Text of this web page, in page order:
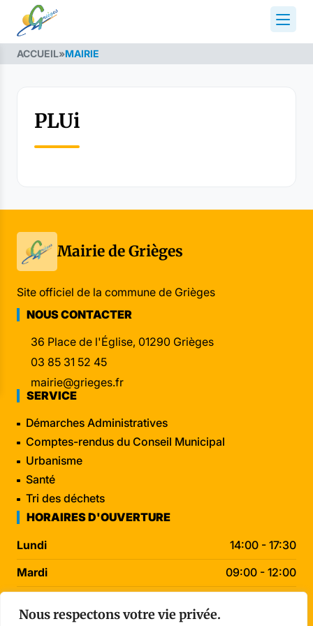
Nous respectons votre vie privée.
ACCUEIL»MAIRIE
PLUi
Mairie de Grièges
Site officiel de la commune de Grièges
NOUS CONTACTER
36 Place de l'Église, 01290 Grièges
03 85 31 52 45
mairie@grieges.fr
SERVICE
Démarches Administratives
Comptes-rendus du Conseil Municipal
Urbanisme
Santé
Tri des déchets
HORAIRES D'OUVERTURE
Lundi
14:00 - 17:30
Mardi
09:00 - 12:00